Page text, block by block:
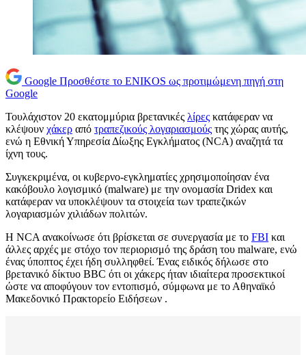
Google Προσθέστε το ENIKOS ως προτιμώμενη πηγή στη
Google
Τουλάχιστον 20 εκατομμύρια βρετανικές λίρες κατάφεραν να
κλέψουν χάκερ από τραπεζικούς λογαριασμούς της χώρας αυτής,
ενώ η Εθνική Υπηρεσία Δίωξης Εγκλήματος (NCA) αναζητά τα
ίχνη τους.
Συγκεκριμένα, οι κυβερνο-εγκληματίες χρησιμοποίησαν ένα
κακόβουλο λογισμικό (malware) με την ονομασία Dridex και
κατάφεραν να υποκλέψουν τα στοιχεία των τραπεζικών
λογαριασμών χιλιάδων πολιτών.
Η NCA ανακοίνωσε ότι βρίσκεται σε συνεργασία με το FBI και
άλλες αρχές με στόχο τον περιορισμό της δράση του malware, ενώ
ένας ύποπτος έχει ήδη συλληφθεί. Ένας ειδικός δήλωσε στο
βρετανικό δίκτυο BBC ότι οι χάκερς ήταν ιδιαίτερα προσεκτικοί
ώστε να αποφύγουν τον εντοπισμό, σύμφωνα με το Αθηναϊκό
Μακεδονικό Πρακτορείο Ειδήσεων .